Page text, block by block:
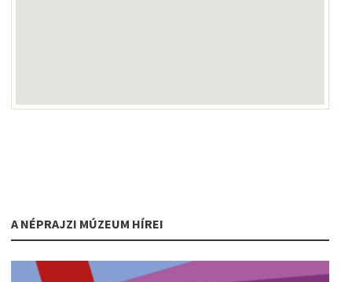
A NÉPRAJZI MÚZEUM HÍREI